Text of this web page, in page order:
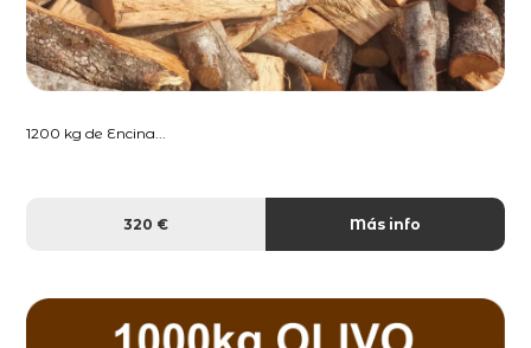
1200 kg de Encina...
320 € Más info